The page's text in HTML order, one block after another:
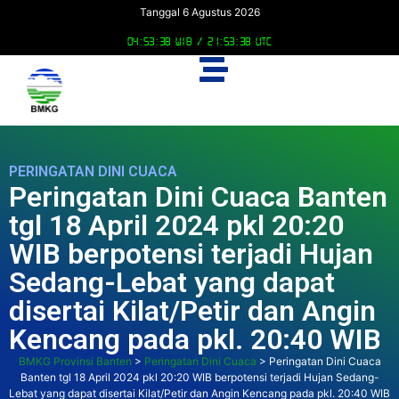
Tanggal 6 Agustus 2026
04:53:39 WIB / 21:53:39 UTC
PERINGATAN DINI CUACA
Peringatan Dini Cuaca Banten
tgl 18 April 2024 pkl 20:20
WIB berpotensi terjadi Hujan
Sedang-Lebat yang dapat
disertai Kilat/Petir dan Angin
Kencang pada pkl. 20:40 WIB
BMKG Provinsi Banten > Peringatan Dini Cuaca > Peringatan Dini Cuaca
Banten tgl 18 April 2024 pkl 20:20 WIB berpotensi terjadi Hujan Sedang-
Lebat yang dapat disertai Kilat/Petir dan Angin Kencang pada pkl. 20:40 WIB